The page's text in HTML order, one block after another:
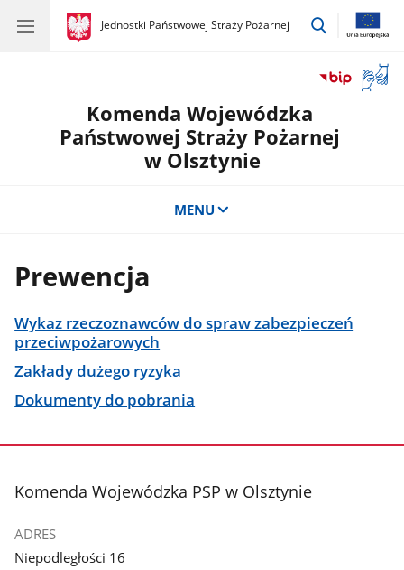
gov.pl
Jednostki Państwowej Straży Pożarnej
gov.pl
Jednostki
przejdź
okno
Komenda Wojewódzka
Państwowej Straży Pożarnej
w Olsztynie
MENU
Prewencja
Wykaz rzeczoznawców do spraw zabezpieczeń
przeciwpożarowych
Zakłady dużego ryzyka
Dokumenty do pobrania
stopka
Komenda Wojewódzka PSP w Olsztynie
ADRES
Niepodległości 16